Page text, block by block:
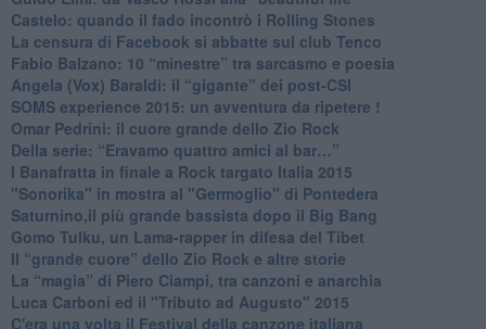
​Castelo: quando il fado incontrò i Rolling Stones
La censura di Facebook si abbatte sul club Tenco
Fabio Balzano: 10 “minestre” tra sarcasmo e poesia
Angela (Vox) Baraldi: il “gigante” dei post-CSI
​SOMS experience 2015: un avventura da ripetere !
Omar Pedrini: il cuore grande dello Zio Rock
Della serie: “Eravamo quattro amici al bar…”
I Banafratta in finale a Rock targato Italia 2015
"Sonorika" in mostra al "Germoglio" di Pontedera
​Saturnino,il più grande bassista dopo il Big Bang
​Gomo Tulku, un Lama-rapper in difesa del Tibet
​Il “grande cuore” dello Zio Rock e altre storie
La “magia” di Piero Ciampi, tra canzoni e anarchia
Luca Carboni ed il "Tributo ad Augusto" 2015
C'era una volta il Festival della canzone italiana